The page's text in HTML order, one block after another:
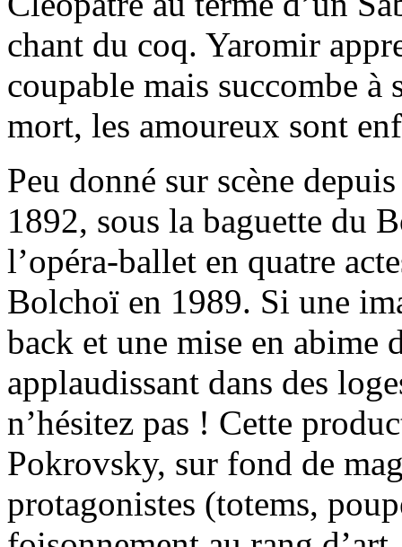
chant du coq. Yaromir
coupable mais succombe
mort, les amoureux sont
Peu donné sur scène
1892, sous la baguette du
l’opéra-ballet en quatre
Bolchoï en 1989. Si une
back et une mise en abime
applaudissant dans des
n’hésitez pas ! Cette
Pokrovsky, sur fond de
protagonistes (totems,